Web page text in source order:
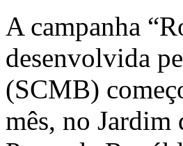
A campanha
desenvolvida
(SCMB)
mês, no Jardim